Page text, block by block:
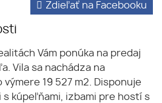
Zdieľať na Facebooku
Vám ponúka na predaj
Vila sa nachádza na
19 527 m2. Disponuje
s kúpeľňami, izbami pre hostí s